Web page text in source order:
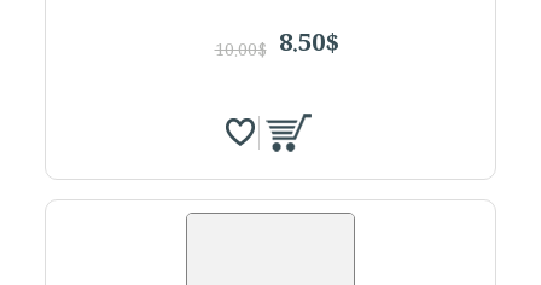
8.50$
10.00$